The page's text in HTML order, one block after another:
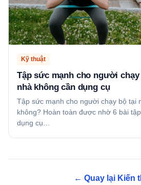
Kỹ thuật
Tập sức mạnh cho người
nhà không cần dụng cụ
Tập sức mạnh cho người chạy bộ tại
không? Hoàn toàn được nhờ 6 bài
dụng cụ…
← Quay lại Kiến